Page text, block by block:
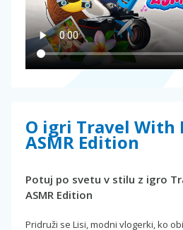
O igri Travel With
ASMR Edition
Potuj po svetu v stilu z igro
ASMR Edition
Pridruži se Lisi, modni vlogerki, ko